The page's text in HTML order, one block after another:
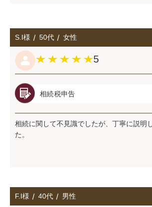
S.I様 50代 女性
5
相続税申告
相続に関して不⾒識でしたが、丁寧に説明
た。
F.I様 40代 男性